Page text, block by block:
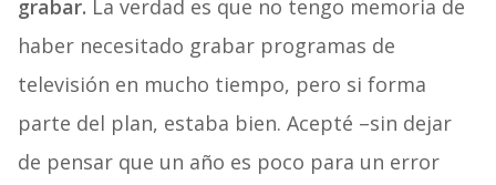
grabar. La verdad es que no tengo memoria de
haber necesitado grabar programas de
televisión en mucho tiempo, pero si forma
parte del plan, estaba bien. Acepté –sin dejar
de pensar que un año es poco para un error